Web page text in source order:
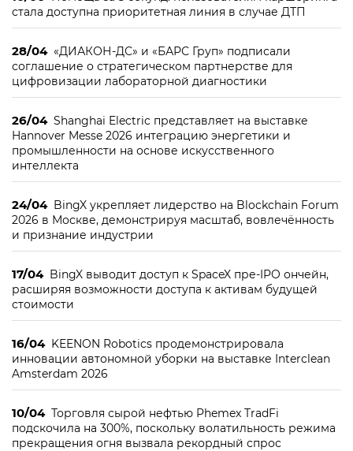
стала доступна приоритетная линия в случае ДТП
28/04 «ДИАКОН-ДС» и «БАРС Груп» подписали
соглашение о стратегическом партнерстве для
цифровизации лабораторной диагностики
26/04 Shanghai Electric представляет на выставке
Hannover Messe 2026 интеграцию энергетики и
промышленности на основе искусственного
интеллекта
24/04 BingX укрепляет лидерство на Blockchain Forum
2026 в Москве, демонстрируя масштаб, вовлечённость
и признание индустрии
17/04 BingX выводит доступ к SpaceX пре-IPO ончейн,
расширяя возможности доступа к активам будущей
стоимости
16/04 KEENON Robotics продемонстрировала
инновации автономной уборки на выставке Interclean
Amsterdam 2026
10/04 Торговля сырой нефтью Phemex TradFi
подскочила на 300%, поскольку волатильность режима
прекращения огня вызвала рекордный спрос